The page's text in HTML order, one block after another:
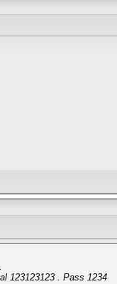
123123123 . Pass 1234